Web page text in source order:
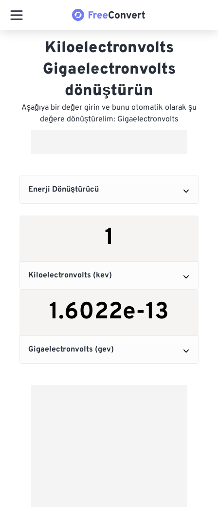
Kiloelectronvolts
Gigaelectronvolts
dönüştürün
Aşağıya bir değer girin ve bunu otomatik olarak şu
değere dönüştürelim: Gigaelectronvolts